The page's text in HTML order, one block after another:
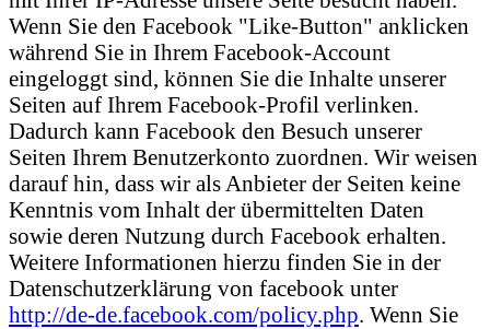
Wenn Sie den Facebook "Like-Button" anklicken
während Sie in Ihrem Facebook-Account
eingeloggt sind, können Sie die Inhalte unserer
Seiten auf Ihrem Facebook-Profil verlinken.
Dadurch kann Facebook den Besuch unserer
Seiten Ihrem Benutzerkonto zuordnen. Wir weisen
darauf hin, dass wir als Anbieter der Seiten keine
Kenntnis vom Inhalt der übermittelten Daten
sowie deren Nutzung durch Facebook erhalten.
Weitere Informationen hierzu finden Sie in der
Datenschutzerklärung von facebook unter
http://de-de.facebook.com/policy.php. Wenn Sie